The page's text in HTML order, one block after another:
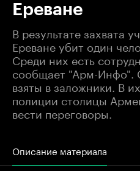
Ереване
В результате захвата
Ереване убит один
Среди них есть
сообщает "Арм-Инфо".
взяты в заложники. В
полиции столицы
вести переговоры.
Описание материала